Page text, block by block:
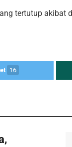
tertutup akibat
16